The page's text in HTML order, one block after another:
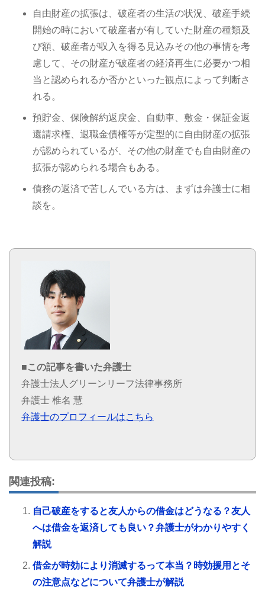
自由財産の拡張は、破産者の生活の状況、破産手続
開始の時において破産者が有していた財産の種類及
び額、破産者が収入を得る見込みその他の事情を考
慮して、その財産が破産者の経済再生に必要かつ相
当と認められるか否かといった観点によって判断さ
れる。
預貯金、保険解約返戻金、自動車、敷金・保証金返
還請求権、退職金債権等が定型的に自由財産の拡張
が認められているが、その他の財産でも自由財産の
拡張が認められる場合もある。
債務の返済で苦しんでいる方は、まずは弁護士に相
談を。
■この記事を書いた弁護士
弁護士法人グリーンリーフ法律事務所
弁護士 椎名 慧
弁護士のプロフィールはこちら
関連投稿:
自己破産をすると友人からの借金はどうなる？友人
へは借金を返済しても良い？弁護士がわかりやすく
解説
借金が時効により消滅するって本当？時効援用とそ
の注意点などについて弁護士が解説